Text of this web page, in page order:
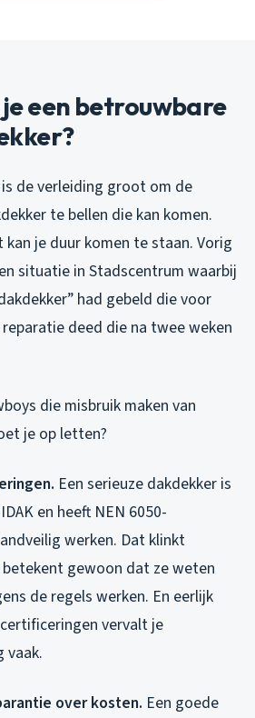
een betrouwbare
de verleiding groot om de
te bellen die kan komen.
je duur komen te staan. Vorig
situatie in Stadscentrum waarbij
had gebeld die voor
deed die na twee weken
die misbruik maken van
je op letten?
Een serieuze dakdekker is
en heeft NEN 6050-
werken. Dat klinkt
gewoon dat ze weten
de regels werken. En eerlijk
vervalt je
vaak.
over kosten. Een goede